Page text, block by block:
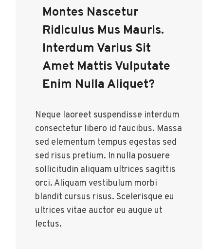
Montes Nascetur
Ridiculus Mus Mauris.
Interdum Varius Sit
Amet Mattis Vulputate
Enim Nulla Aliquet?
Neque laoreet suspendisse interdum
consectetur libero id faucibus. Massa
sed elementum tempus egestas sed
sed risus pretium. In nulla posuere
sollicitudin aliquam ultrices sagittis
orci. Aliquam vestibulum morbi
blandit cursus risus. Scelerisque eu
ultrices vitae auctor eu augue ut
lectus.